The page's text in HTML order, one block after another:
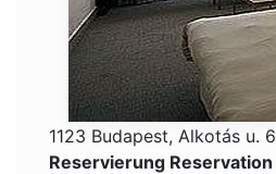
1123 Budapest, Alkotás u.
Reservierung